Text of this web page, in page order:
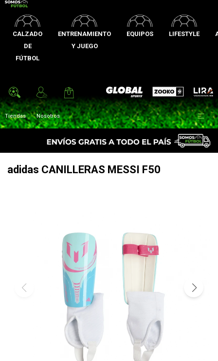
CALZADO
DE
FÚTBOL
ENTRENAMIENTO
Y JUEGO
EQUIPOS LIFESTYLE
Global Sports Zooko Lira
Tiendas Nosotros 
adidas CANILLERAS MESSI F50